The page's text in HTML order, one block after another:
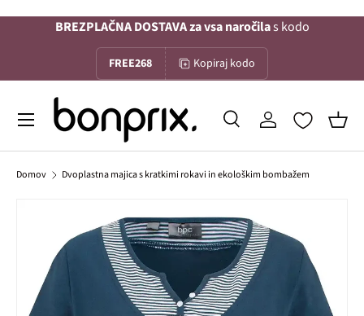
Na vsebino
BREZPLAČNA DOSTAVA za vsa naročilas kodo
FREE268 Kopiraj kodo
Iskanje
IskanjePrijava
Menu
Domov Dvoplastna majica s kratkimi rokavi in ekološkim bombažem
Preskoči na informacije o izdelku